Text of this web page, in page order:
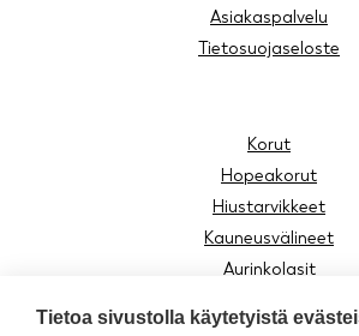
Asiakaspalvelu
Tietosuojaseloste
Korut
Hopeakorut
Hiustarvikkeet
Kauneusvälineet
Aurinkolasit
Lasten tuotteet
Tietoa sivustolla käytetyistä